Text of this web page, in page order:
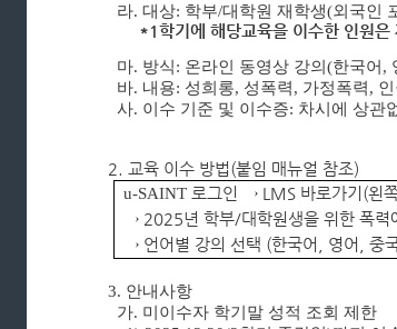
라. 대상: 학부/대학원 재학생(외국인
*1학기에 해당교육을 이수한 인원은
마. 방식: 온라인 동영상 강의(한국어,
바. 내용: 성희롱, 성폭력, 가정폭력,
사. 이수 기준 및 이수증: 차시에 상관
2. 교육 이수 방법(붙임 매뉴얼 참조)
u-SAINT로그인 → LMS 바로가기(왼
→ 2025년 학부/대학원생을 위한 폭력
→ 언어별 강의 선택 (한국어, 영어, 중
3. 안내사항
가. 미이수자 학기말 성적 조회 제한